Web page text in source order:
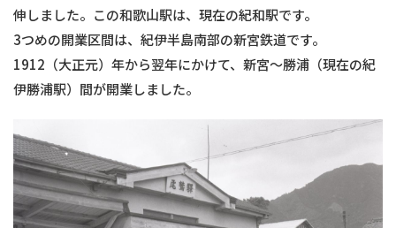
伸しました。この和歌山駅は、現在の紀和駅です。
3つめの開業区間は、紀伊半島南部の新宮鉄道です。
1912（大正元）年から翌年にかけて、新宮〜勝浦（現在の紀
伊勝浦駅）間が開業しました。